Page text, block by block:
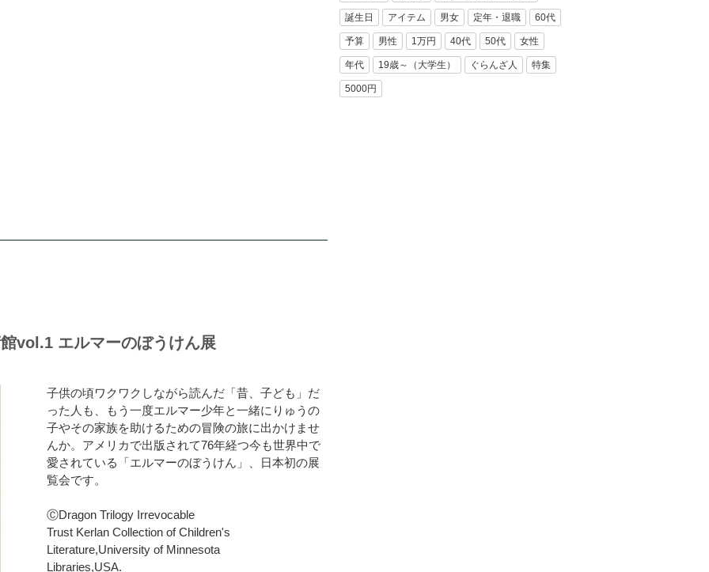
vol.1 エルマーのぼうけん展
子供の頃ワクワクしながら読んだ「昔、子ども」だ
った人も、もう一度エルマー少年と一緒にりゅうの
子やその家族を助けるための冒険の旅に出かけませ
んか。アメリカで出版されて76年経つ今も世界中で
愛されている「エルマーのぼうけん」、日本初の展
覧会です。
ⒸDragon Trilogy Irrevocable
Trust Kerlan Collection of Children's
Literature,University of Minnesota
Libraries,USA.
誕生日 アイテム 男女 定年・退職 60代
予算 男性 1万円 40代 50代 女性
年代 19歳～（大学生） ぐらんざ人 特集
5000円